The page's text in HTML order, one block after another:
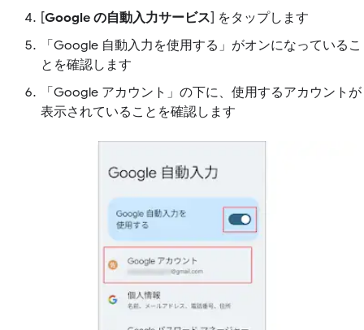
[Google の自動入力サービス] をタップします
「Google 自動入力を使用する」がオンになっているこ
とを確認します
「Google アカウント」の下に、使用するアカウントが
表示されていることを確認します